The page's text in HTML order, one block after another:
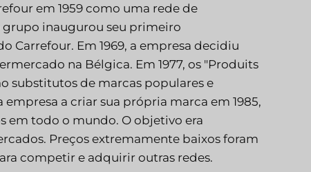
em 1959 como uma rede de
grupo inaugurou seu primeiro
Carrefour. Em 1969, a empresa decidiu
na Bélgica. Em 1977, os "Produits
substitutos de marcas populares e
a criar sua própria marca em 1985,
em todo o mundo. O objetivo era
Preços extremamente baixos foram
competir e adquirir outras redes.